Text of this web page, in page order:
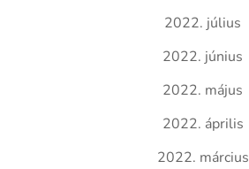
2022. július
2022. június
2022. május
2022. április
2022. március